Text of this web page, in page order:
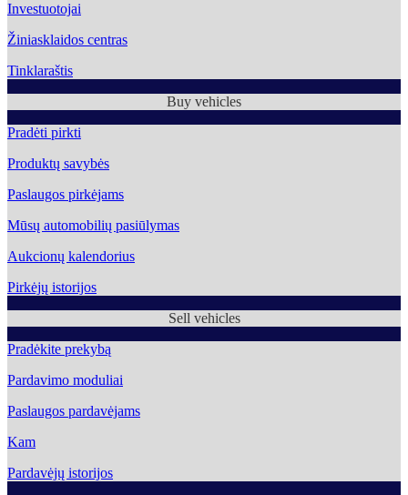
Investuotojai
Žiniasklaidos centras
Tinklaraštis
Buy vehicles
Pradėti pirkti
Produktų savybės
Paslaugos pirkėjams
Mūsų automobilių pasiūlymas
Aukcionų kalendorius
Pirkėjų istorijos
Sell vehicles
Pradėkite prekybą
Pardavimo moduliai
Paslaugos pardavėjams
Kam
Pardavėjų istorijos